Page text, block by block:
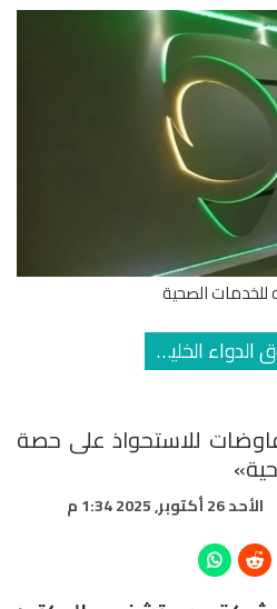
الصحية
سوق الدواء الخليجي
للاستحواذ على حصة
الأحد 26 أكتوبر, 2025 1:34 م